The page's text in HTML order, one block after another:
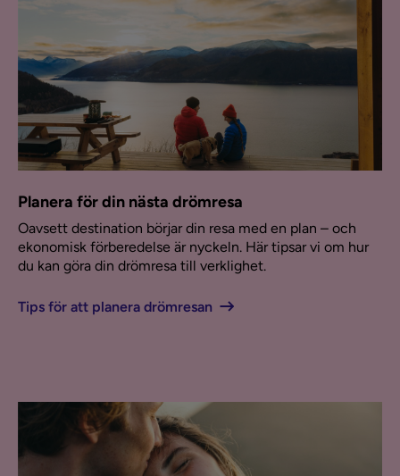
Planera för din nästa drömresa
Oavsett destination börjar din resa med en plan – och
ekonomisk förberedelse är nyckeln. Här tipsar vi om hur
du kan göra din drömresa till verklighet.
Tips för att planera drömresan